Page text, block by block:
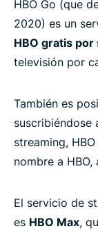
HBO Go (que
2020) es un
HBO gratis
televisión por
También es
suscribiéndose
streaming,
nombre a HBO,
El servicio de
es HBO Max,